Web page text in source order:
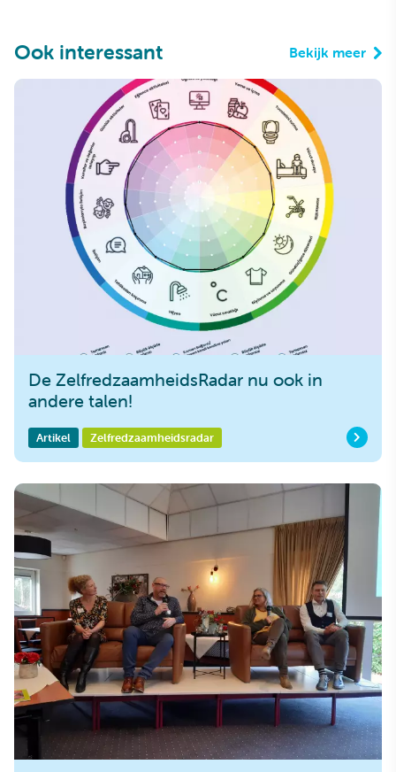
Ook interessant Bekijk meer
De ZelfredzaamheidsRadar nu ook in
andere talen!
Artikel Zelfredzaamheidsradar